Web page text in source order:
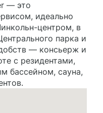
— это
идеально
центром, в
парка и
— консьерж и
с резидентами,
бассейном, сауна,